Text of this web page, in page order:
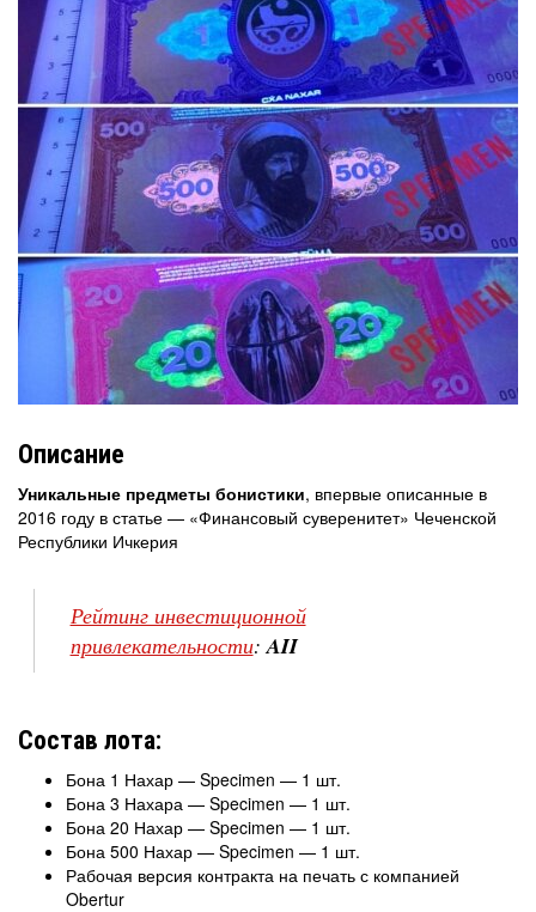
Описание
Уникальные предметы бонистики, впервые описанные в
2016 году в статье — «Финансовый суверенитет» Чеченской
Республики Ичкерия
Рейтинг инвестиционной
привлекательности:AII
Состав лота:
Бона 1 Нахар — Specimen — 1 шт.
Бона 3 Нахара — Specimen — 1 шт.
Бона 20 Нахар — Specimen — 1 шт.
Бона 500 Нахар — Specimen — 1 шт.
Рабочая версия контракта на печать с компанией
Obertur